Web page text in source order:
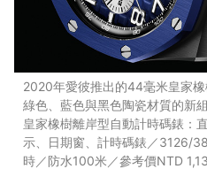
2020年愛彼推出的44毫米皇家
綠色、藍色與黑色陶瓷材質的新
皇家橡樹離岸型自動計時碼錶：
示、日期窗、計時碼錶／3126/
時／防水100米／參考價NTD